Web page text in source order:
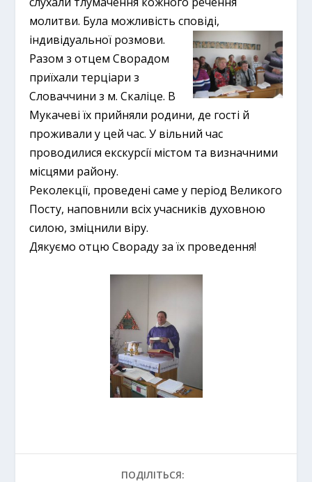
молитви. Була можливість сповіді,
індивідуальної розмови.
Разом з отцем Сворадом
приїхали терціари з
Словаччини з м. Скаліце. В
Мукачеві їх прийняли родини, де гості й
проживали у цей час. У вільний час
проводилися екскурсії містом та визначними
місцями району.
Реколекції, проведені саме у період Великого
Посту, наповнили всіх учасників духовною
силою, зміцнили віру.
Дякуємо отцю Свораду за їх проведення!
ПОДІЛІТЬСЯ: